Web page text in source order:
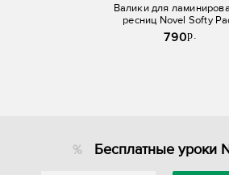
Валики для
ресниц Novel Softy
790p.
Бесплатные уроки